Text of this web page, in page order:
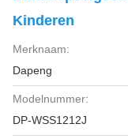
Kinderen
Merknaam:
Dapeng
Modelnummer:
DP-WSS1212J